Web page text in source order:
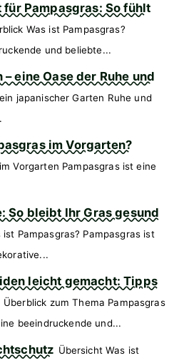
Pampasgras: So fühlt
Was ist Pampasgras?
und beliebte...
eine Oase der Ruhe und
japanischer Garten Ruhe und
im Vorgarten?
Vorgarten Pampasgras ist eine
So bleibt Ihr Gras gesund
ist Pampasgras? Pampasgras ist
leicht gemacht: Tipps
Überblick zum Thema Pampasgras
beeindruckende und...
Übersicht Was ist